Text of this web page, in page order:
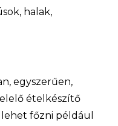
halak,
egyszerűen,
ételkészítő
főzni például